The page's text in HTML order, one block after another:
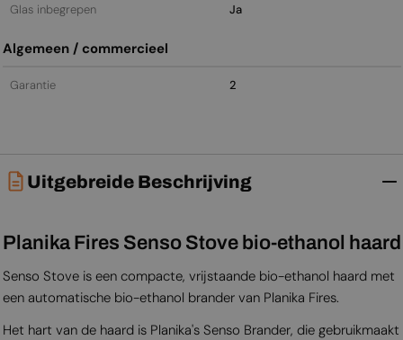
Glas inbegrepen
Ja
Algemeen / commercieel
Garantie 2
Uitgebreide Beschrijving
Planika Fires Senso Stove bio-ethanol haard
Senso Stove is een compacte, vrijstaande bio-ethanol haard met
een automatische bio-ethanol brander van Planika Fires.
Het hart van de haard is Planika's Senso Brander, die gebruikmaakt